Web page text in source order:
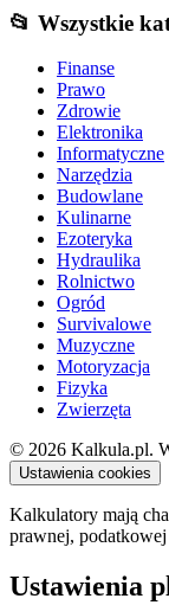
📂 Wszystkie
Finanse
Prawo
Zdrowie
Elektronika
Informatyczne
Narzędzia
Budowlane
Kulinarne
Ezoteryka
Hydraulika
Rolnictwo
Ogród
Survivalowe
Muzyczne
Motoryzacja
Fizyka
Zwierzęta
© 2026 Kalkula.pl.
Ustawienia cookies
Kalkulatory mają
prawnej,
Ustawienia